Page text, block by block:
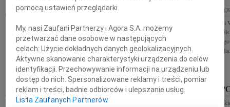
29.01.2025KRAKÓW
Honorowemu Polskiego Związku Motorowego
wyrazy głębokiego żalu i współczucia z powodu
śmierci Matki składa Zarząd Główny...
Panu
Honorowemu
wyrazy
śmierci Matki
STEFAN POJDA 23.01.2025KATOWICE
Odszedł profesor Stefan Pojda Żegnam Cię Stefan
STEFAN
Z głębokim
pomocą ustawień przeglądarki.
My, nasi Zaufani Partnerzy i Agora S.A. możemy
przetwarzać dane osobowe w następujących
celach:Użycie dokładnych danych geolokalizacyjnych.
Aktywne skanowanie charakterystyki urządzenia do celów
identyfikacji. Przechowywanie informacji na urządzeniu lub
dostęp do nich. Spersonalizowane reklamy i treści, pomiar
reklam i treści, badnie odbiorców i ulepszanie usług.
Lista Zaufanych Partnerów